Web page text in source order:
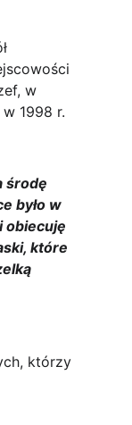
w
1998 r.
środę
było w
obiecuję
które
którzy